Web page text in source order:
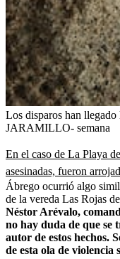
Los disparos han llegado
JARAMILLO- semana
En el caso de La Playa
asesinadas, fueron
Ábrego ocurrió algo
de la vereda Las Rojas
Néstor Arévalo,
no hay duda de que se
autor de estos hechos.
de esta ola de